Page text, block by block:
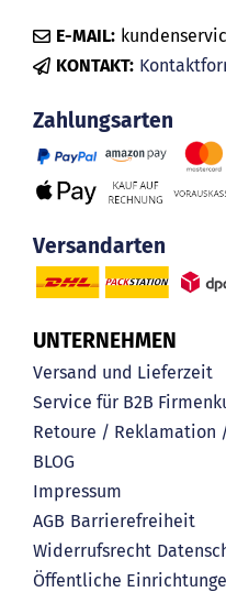
E-MAIL:
KONTAKT:
Zahlungsarten
Versandarten
UNTERNEHMEN
Versand und Lieferzeit
Service für B2B
Retoure / Reklamation
BLOG
Impressum
AGB Barrierefreiheit
Widerrufsrecht
Öffentliche